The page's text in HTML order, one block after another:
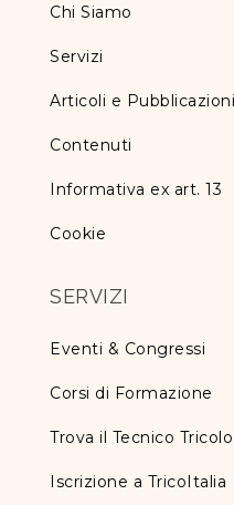
Chi Siamo
Servizi
Articoli e Pubblicazioni
Contenuti
Informativa ex art. 13
Cookie
SERVIZI
Eventi & Congressi
Corsi di Formazione
Trova il Tecnico
Iscrizione a TricoItalia